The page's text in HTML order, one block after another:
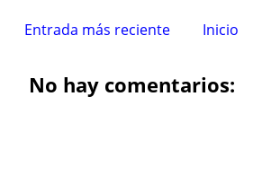
Entrada más reciente Inicio
No hay comentarios: